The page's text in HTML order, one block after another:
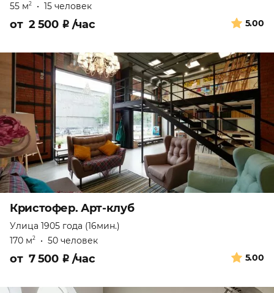
55 м2 • 15 человек
5.00
от 2 500 ₽ /час
Кристофер. Арт-клуб
Улица 1905 года (16мин.)
170 м2 • 50 человек
5.00
от 7 500 ₽ /час